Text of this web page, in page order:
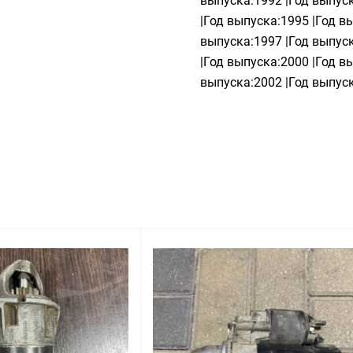
|Год выпуска:1995 |Год
выпуска:1997 |Год
|Год выпуска:2000 |Год
выпуска:2002 |Год